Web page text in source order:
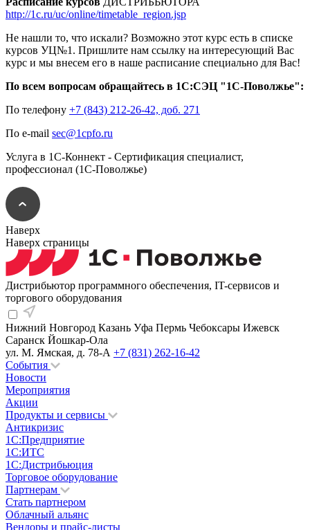
http://1c.ru/uc/online/timetable_region.jsp
Не нашли то, что искали? Возможно этот курс есть в списке
курсов УЦ№1. Пришлите нам ссылку на интересующий Вас
курс и мы внесем его в наше расписание специально для Вас!
По всем вопросам обращайтесь в 1С:СЭЦ "1С-Поволжье":
По телефону +7 (843) 212-26-42, доб. 271
По e-mail sec@1cpfo.ru
Услуга в 1С-Коннект - Сертификация специалист,
профессионал (1С-Поволжье)
Наверх
Наверх страницы
Дистрибьютор программного обеспечения, IT-сервисов и
торгового оборудования
Нижний Новгород Казань Уфа Пермь Чебоксары Ижевск
Саранск Йошкар-Ола
ул. М. Ямская, д. 78-А +7 (831) 262-16-42
События
Новости
Мероприятия
Акции
Продукты и сервисы
Антикризис
1С:Предприятие
1С:ИТС
1С:Дистрибьюция
Торговое оборудование
Партнерам
Стать партнером
Облачный альянс
Вендоры и прайс-листы